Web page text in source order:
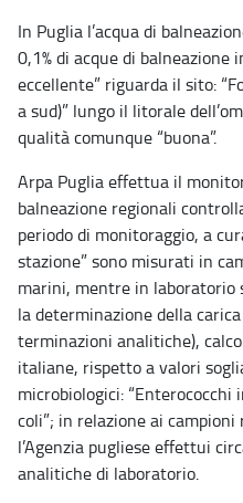
In Puglia l’acqua di
0,1% di acque di balneazione
eccellente” riguarda il sito:
a sud)” lungo il litorale
qualità comunque “buona”.
Arpa Puglia effettua il
balneazione regionali
periodo di monitoraggio, a
stazione” sono misurati in
marini, mentre in laboratorio
la determinazione della
terminazioni analitiche),
italiane, rispetto a valori
microbiologici: “Enterococchi
coli”; in relazione ai
l’Agenzia pugliese effettui
analitiche di laboratorio.